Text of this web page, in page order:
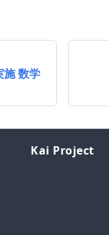
施 数学
Kai Project